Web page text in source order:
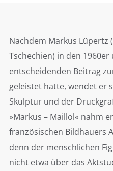
Nachdem Markus Lüpertz
Tschechien) in den
entscheidenden Beitrag
geleistet hatte, wendet er
Skulptur und der
»Markus – Maillol« nahm
französischen Bildhauers
denn der menschlichen
nicht etwa über das